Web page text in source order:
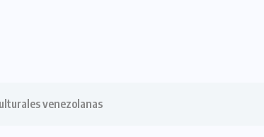
venezolanas